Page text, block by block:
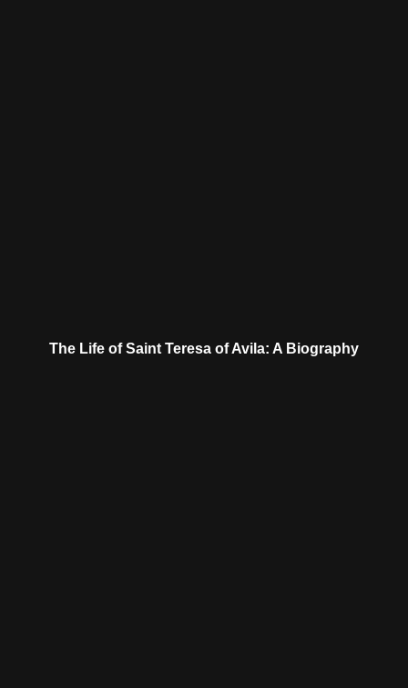
The Life of Saint Teresa of Avila: A Biography